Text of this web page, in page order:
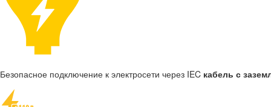
Безопасное подключение к электросети через IEC кабель с